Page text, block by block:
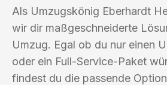
Als Umzugskönig Eberhardt
wir dir maßgeschneiderte
Umzug. Egal ob du nur einen
oder ein Full-Service-Paket
findest du die passende